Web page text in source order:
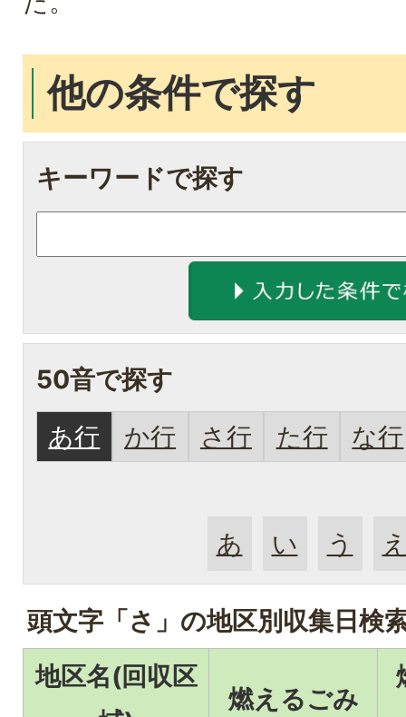
他の条件で探す
キーワードで探す
50音で探す
あ行
か行 さ行 た行 な行
あ い う
頭文字「さ 」の地区別収集日検
地区名(回収区
燃えるごみ